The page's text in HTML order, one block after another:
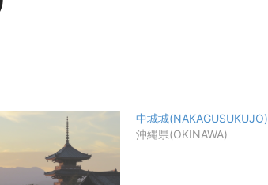
中城城(NAKAGUSUKUJO)
沖縄県(OKINAWA)